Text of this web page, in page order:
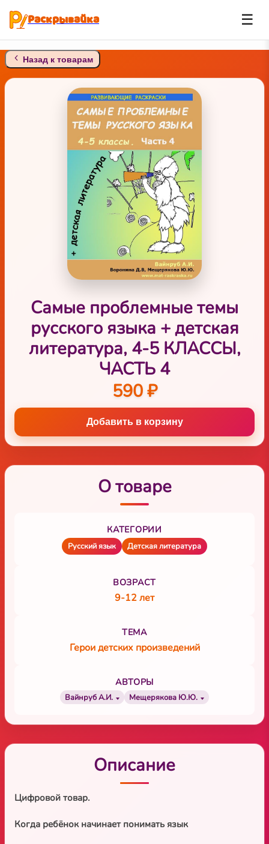
Раскрывайка ☰
Назад к товарам
Самые проблемные темы
русского языка + детская
литература, 4-5 КЛАССЫ,
ЧАСТЬ 4
590 ₽
Добавить в корзину
О товаре
КАТЕГОРИИ
Русский язык Детская литература
ВОЗРАСТ
9-12 лет
ТЕМА
Герои детских произведений
АВТОРЫ
Вайнруб А.И. Мещерякова Ю.Ю.
Описание
Цифровой товар.
Когда ребёнок начинает понимать язык